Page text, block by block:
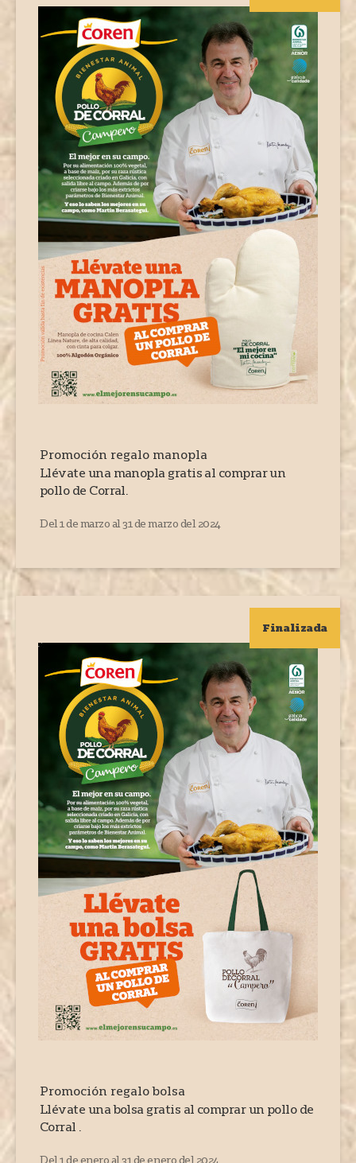
Promoción regalo manopla
Llévate una manopla gratis al comprar un
pollo de Corral.
Del 1 de marzo al 31 de marzo del 2024
Promoción regalo bolsa
Llévate una bolsa gratis al comprar un pollo de
Corral .
Del 1 de enero al 31 de enero del 2024
Finalizada